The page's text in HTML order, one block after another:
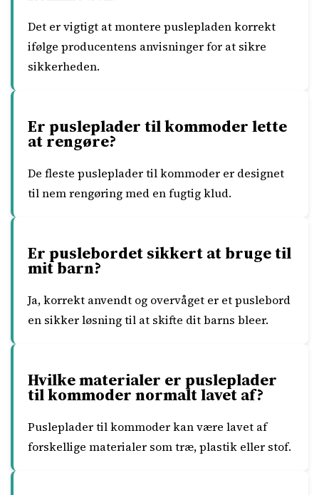
Det er vigtigt at montere puslepladen korrekt
ifølge producentens anvisninger for at sikre
sikkerheden.
Er pusleplader til kommoder lette
at rengøre?
De fleste pusleplader til kommoder er designet
til nem rengøring med en fugtig klud.
Er puslebordet sikkert at bruge til
mit barn?
Ja, korrekt anvendt og overvåget er et puslebord
en sikker løsning til at skifte dit barns bleer.
Hvilke materialer er pusleplader
til kommoder normalt lavet af?
Pusleplader til kommoder kan være lavet af
forskellige materialer som træ, plastik eller stof.